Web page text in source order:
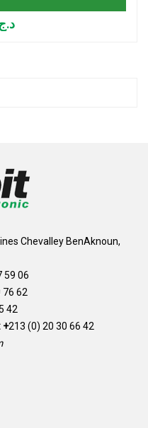
Chevalley BenAknoun,
59 06
76 62
42
+213 (0) 20 30 66 42